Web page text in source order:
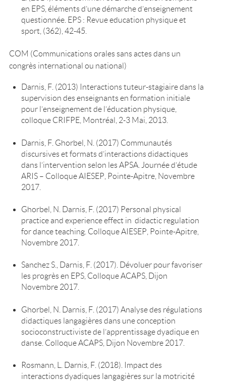
en EPS, éléments d’une démarche d’enseignement
questionnée. EPS : Revue education physique et
sport, (362), 42-45.
COM (Communications orales sans actes dans un
congrès international ou national)
Darnis, F. (2013) Interactions tuteur-stagiaire dans la
supervision des enseignants en formation initiale
pour l’enseignement de l’éducation physique,
colloque CRIFPE, Montréal, 2-3 Mai, 2013.
Darnis, F. Ghorbel, N. (2017) Communautés
discursives et formats d’interactions didactiques
dans l’intervention selon les APSA. Journée d’étude
ARIS – Colloque AIESEP, Pointe-Apitre, Novembre
2017.
Ghorbel, N. Darnis, F. (2017) Personal physical
practice and experience effect in didactic regulation
for dance teaching. Colloque AIESEP, Pointe-Apitre,
Novembre 2017.
Sanchez S., Darnis, F. (2017). Dévoluer pour favoriser
les progrès en EPS, Colloque ACAPS, Dijon
Novembre 2017.
Ghorbel, N. Darnis, F. (2017) Analyse des régulations
didactiques langagières dans une conception
socioconstructiviste de l’apprentissage dyadique en
danse. Colloque ACAPS, Dijon Novembre 2017.
Rosmann, L. Darnis, F. (2018). Impact des
interactions dyadiques langagières sur la motricité